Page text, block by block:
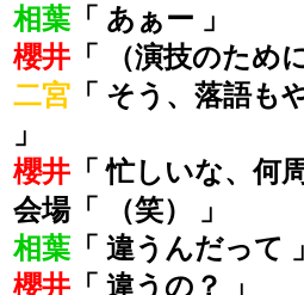
相葉 「 あぁー 」
櫻井 「 （演技のため
二宮 「 そう、落語
」
櫻井 「 忙しいな、何
会場「 （笑） 」
相葉 「 違うんだって 」
櫻井 「 違うの？ 」